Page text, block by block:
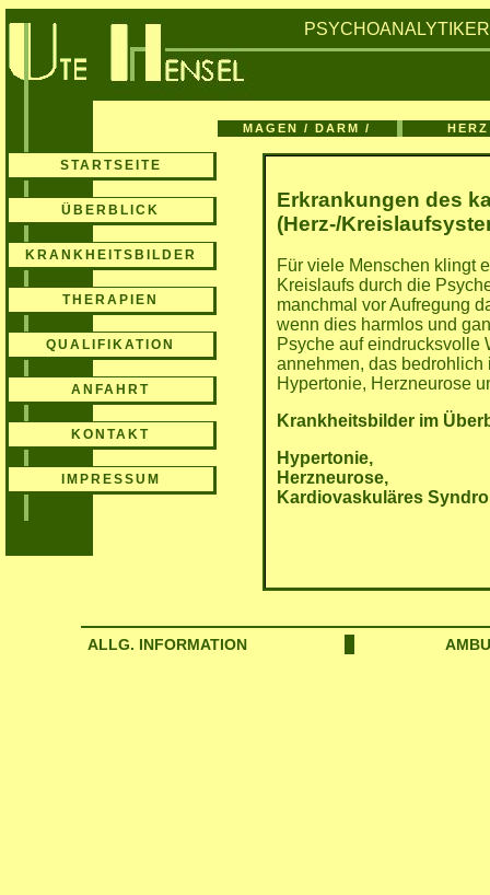
STARTSEITE
ÜBERBLICK
KRANKHEITSBILDER
THERAPIEN
QUALIFIKATION
ANFAHRT
KONTAKT
IMPRESSUM
MAGEN / DARM /
Erkrankungen des
(Herz-/
Für viele Menschen klingt
Kreislaufs durch die
manchmal vor Aufregung
wenn dies harmlos und
Psyche auf eindrucksvolle
annehmen, das
Hypertonie, Herzneurose
Krankheitsbilder im
Hypertonie,
Herzneurose,
Kardiovaskuläres
ALLG. INFORMATION